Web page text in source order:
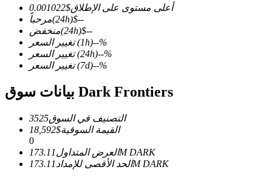
العقود الآجلة للعملات المشفرة
أعلى مستوى على الإطلاق$
0.001022
مرحباً
(24h)$--
منخفض
(24h)$--
تغيير السعر
(1h)--%
تغيير السعر
(24h)--%
تغيير السعر
(7d)--%
بيانات سوق Dark Frontiers
التصنيف في السوق3525
القيمة السوقية$
18,592
0
العرض المتداول173.11M DARK
الحد الأقصى للإمداد173.11M DARK